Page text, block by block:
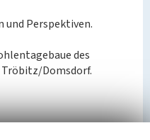
und Perspektiven.
des
Domsdorf.